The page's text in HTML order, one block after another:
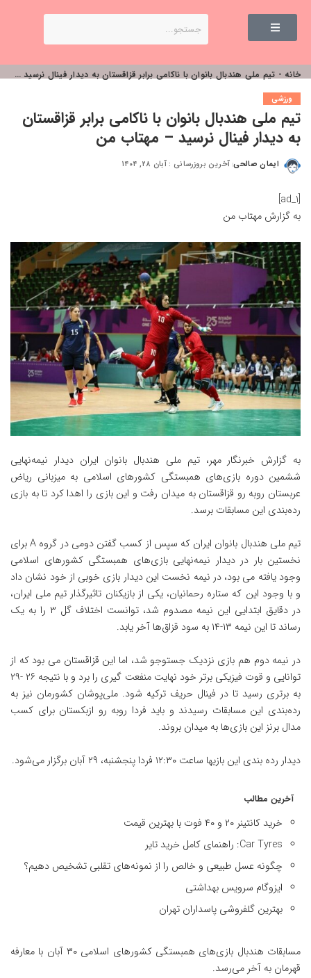
خانه - تیم ملی هندبال بانوان با ناکامی برابر قزاقستان به دیدار فینال نرسید – مهتاب من
ورزشی
تیم ملی هندبال بانوان با ناکامی برابر قزاقستان
به دیدار فینال نرسید – مهتاب من
ایمان صالحی آخرین بروزرسانی : آبان ۲۸, ۱۴۰۴
[ad_1]
به گزارش مهتاب من
به گزارش خبرنگار مهر، تیم ملی هندبال بانوان ایران دیدار نیمه‌نهایی
ششمین دوره بازی‌های همبستگی کشورهای اسلامی به میزبانی ریاض
عربستان روبه رو قزاقستان به میدان رفت و این بازی را اهدا کرد تا به بازی
رده‌بندی این مسابقات برسد.
تیم ملی هندبال بانوان ایران که سپس از کسب گفتن دومی در گروه A برای
نخستین بار در دیدار نیمه‌نهایی بازی‌های همبستگی کشورهای اسلامی
وجود یافته می بود، در نیمه نخست این دیدار بازی خوبی از خود نشان داد
و با وجود این که ستاره رحمانیان، یکی از بازیکنان تاثیرگذار تیم ملی ایران،
در دقایق ابتدایی این نیمه مصدوم شد، توانست اختلاف گل ۳ را به یک
رساند تا این نیمه ۱۳-۱۴ به سود قزاق‌ها آخر یابد.
در نیمه دوم هم بازی نزدیک جستوجو شد، اما این قزاقستان می بود که از
توانایی و قوت فیزیکی برتر خود نهایت منفعت گیری را برد و با نتیجه ۲۶ -۲۹
به برتری رسید تا در فینال حریف ترکیه شود. ملی‌پوشان کشورمان نیز به
رده‌بندی این مسابقات رسیدند و باید فردا روبه رو ازبکستان برای کسب
مدال برنز این بازی‌ها به میدان بروند.
دیدار رده بندی این بازیها ساعت ۱۲:۳۰ فردا پنجشنبه، ۲۹ آبان برگزار می‌شود.
آخرین مطالب
خرید کانتینر ۲۰ و ۴۰ فوت با بهترین قیمت
Car Tyres: راهنمای کامل خرید تایر
چگونه عسل طبیعی و خالص را از نمونه‌های تقلبی تشخیص دهیم؟
ایزوگام سرویس بهداشتی
بهترین گلفروشی پاسداران تهران
مسابقات هندبال بازی‌های همبستگی کشورهای اسلامی ۳۰ آبان با معارفه
قهرمان به آخر می‌رسد.